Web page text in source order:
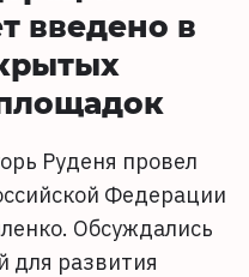
введено в
Руденя провел
Федерации
Обсуждались
для развития